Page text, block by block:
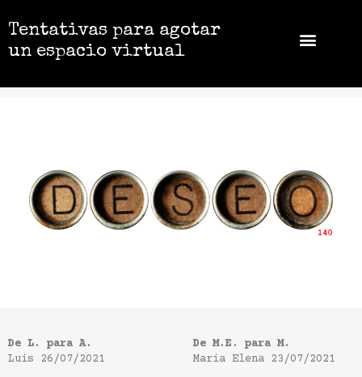
Tentativas para agotar
un espacio virtual
De L. para A.
Luis 26/07/2021
De M.E. para M.
Maria Elena 23/07/2021